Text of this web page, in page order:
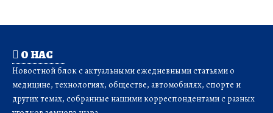
О НАС
Новостной блок с актуальными ежедневными статьями о
медицине, технологиях, обществе, автомобилях, спорте и
других темах, собранные нашими корреспондентами с разных